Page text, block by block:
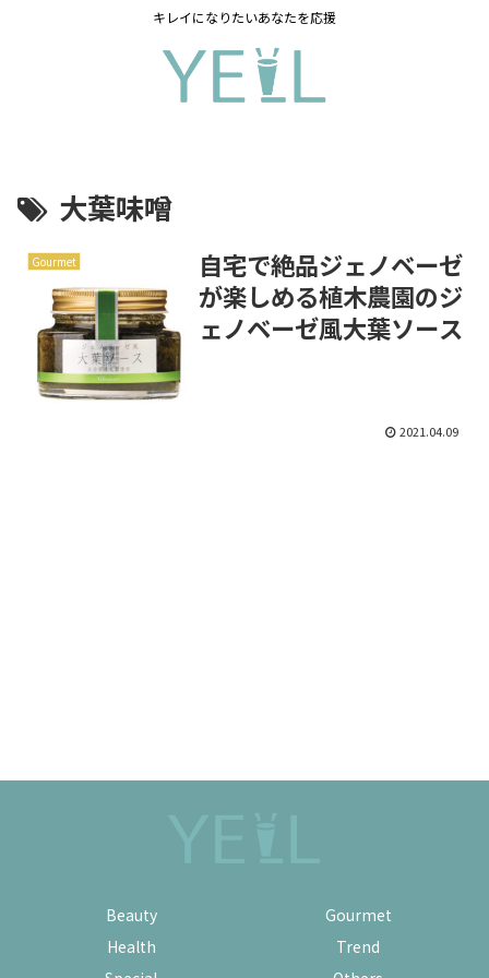
キレイになりたいあなたを応援
大葉味噌
Gourmet
自宅で絶品ジェノベーゼ
が楽しめる植木農園のジ
ェノベーゼ風大葉ソース
2021.04.09
Beauty
Gourmet
Health
Trend